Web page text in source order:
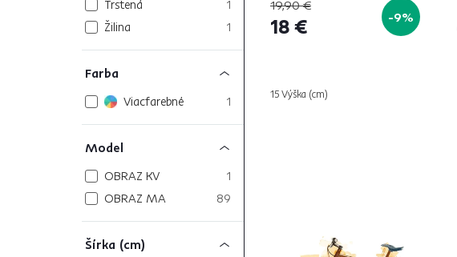
Trstená
1
Žilina
1
Farba
Viacfarebné 1
Model
OBRAZ KV
1
OBRAZ MA
89
Šírka (cm)
19,90 €
18 € -9%
15 Výška (cm)